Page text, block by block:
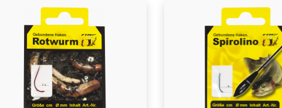
Vorfachschnur - sehr
Leistungs-Verhältnis